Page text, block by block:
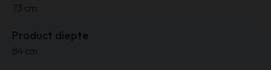
73 cm
Product diepte
84 cm